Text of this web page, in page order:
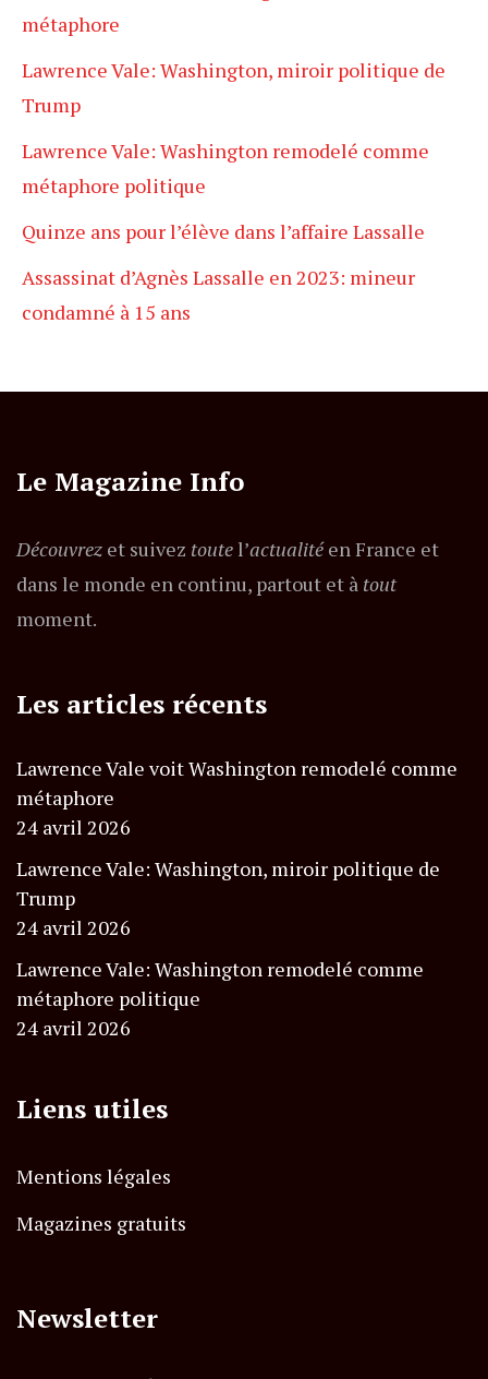
métaphore
Lawrence Vale: Washington, miroir politique de
Trump
Lawrence Vale: Washington remodelé comme
métaphore politique
Quinze ans pour l’élève dans l’affaire Lassalle
Assassinat d’Agnès Lassalle en 2023: mineur
condamné à 15 ans
Le Magazine Info
Découvrez et suivez toutel’actualitéen France et
dans le monde en continu, partout et à tout
moment.
Les articles récents
Lawrence Vale voit Washington remodelé comme
métaphore
24 avril 2026
Lawrence Vale: Washington, miroir politique de
Trump
24 avril 2026
Lawrence Vale: Washington remodelé comme
métaphore politique
24 avril 2026
Liens utiles
Mentions légales
Magazines gratuits
Newsletter